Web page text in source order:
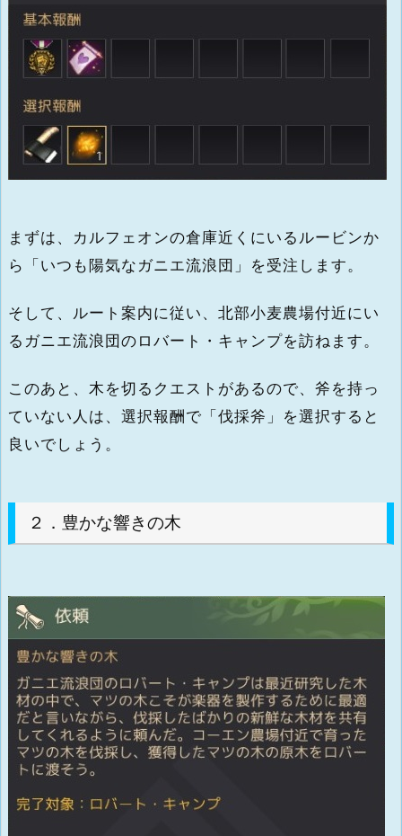
まずは、カルフェオンの倉庫近くにいるルービンか
ら「いつも陽気なガニエ流浪団」を受注します。
そして、ルート案内に従い、北部小麦農場付近にい
るガニエ流浪団のロバート・キャンプを訪ねます。
このあと、木を切るクエストがあるので、斧を持っ
ていない人は、選択報酬で「伐採斧」を選択すると
良いでしょう。
２．豊かな響きの木